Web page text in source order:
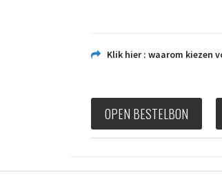
Klik hier : waarom kiezen
OPEN BESTELBON